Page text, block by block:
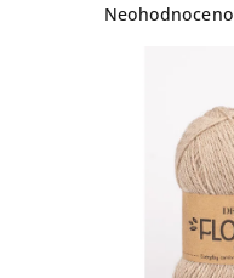
Průměrné
hvězdiček.
Neohodnoceno